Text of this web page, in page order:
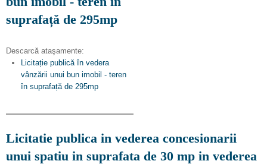
suprafață de 295mp
Descarcă ataşamente:
Licitație publică în vedera
vânzării unui bun imobil - teren
în suprafață de 295mp
Licitatie publica in vederea concesionarii
unui spatiu in suprafata de 30 mp in vederea